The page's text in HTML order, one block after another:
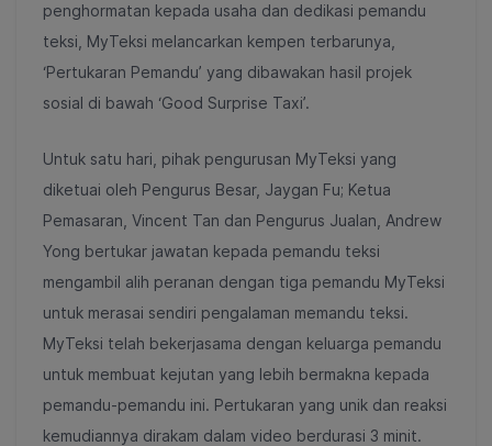
penghormatan kepada usaha dan dedikasi pemandu
teksi, MyTeksi melancarkan kempen terbarunya,
‘Pertukaran Pemandu’ yang dibawakan hasil projek
sosial di bawah ‘Good Surprise Taxi’.
Untuk satu hari, pihak pengurusan MyTeksi yang
diketuai oleh Pengurus Besar, Jaygan Fu; Ketua
Pemasaran, Vincent Tan dan Pengurus Jualan, Andrew
Yong bertukar jawatan kepada pemandu teksi
mengambil alih peranan dengan tiga pemandu MyTeksi
untuk merasai sendiri pengalaman memandu teksi.
MyTeksi telah bekerjasama dengan keluarga pemandu
untuk membuat kejutan yang lebih bermakna kepada
pemandu-pemandu ini. Pertukaran yang unik dan reaksi
kemudiannya dirakam dalam video berdurasi 3 minit.